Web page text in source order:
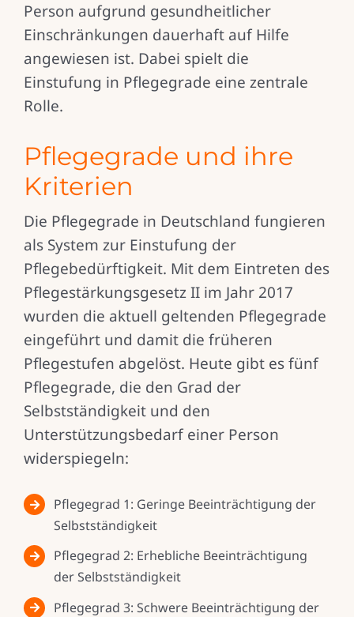
Person aufgrund gesundheitlicher
Einschränkungen dauerhaft auf Hilfe
angewiesen ist. Dabei spielt die
Einstufung in Pflegegrade eine zentrale
Rolle.
Pflegegrade und ihre
Kriterien
Die Pflegegrade in Deutschland fungieren
als System zur Einstufung der
Pflegebedürftigkeit. Mit dem Eintreten des
Pflegestärkungsgesetz II im Jahr 2017
wurden die aktuell geltenden Pflegegrade
eingeführt und damit die früheren
Pflegestufen abgelöst. Heute gibt es fünf
Pflegegrade, die den Grad der
Selbstständigkeit und den
Unterstützungsbedarf einer Person
widerspiegeln:
Pflegegrad 1: Geringe Beeinträchtigung der
Selbstständigkeit
Pflegegrad 2: Erhebliche Beeinträchtigung
der Selbstständigkeit
Pflegegrad 3: Schwere Beeinträchtigung der